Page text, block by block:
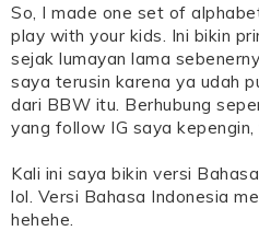
So, I made one set of
play with your kids. Ini bikin
sejak lumayan lama
saya terusin karena ya udah
dari BBW itu. Berhubung
yang follow IG saya kepengin,
Kali ini saya bikin versi
lol. Versi Bahasa Indonesia
hehehe.